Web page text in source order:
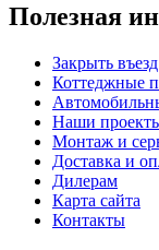
Полезная
Закрыть
Коттеджные
Наши
Монтаж и
Доставка и
Дилерам
Карта сайта
Контакты